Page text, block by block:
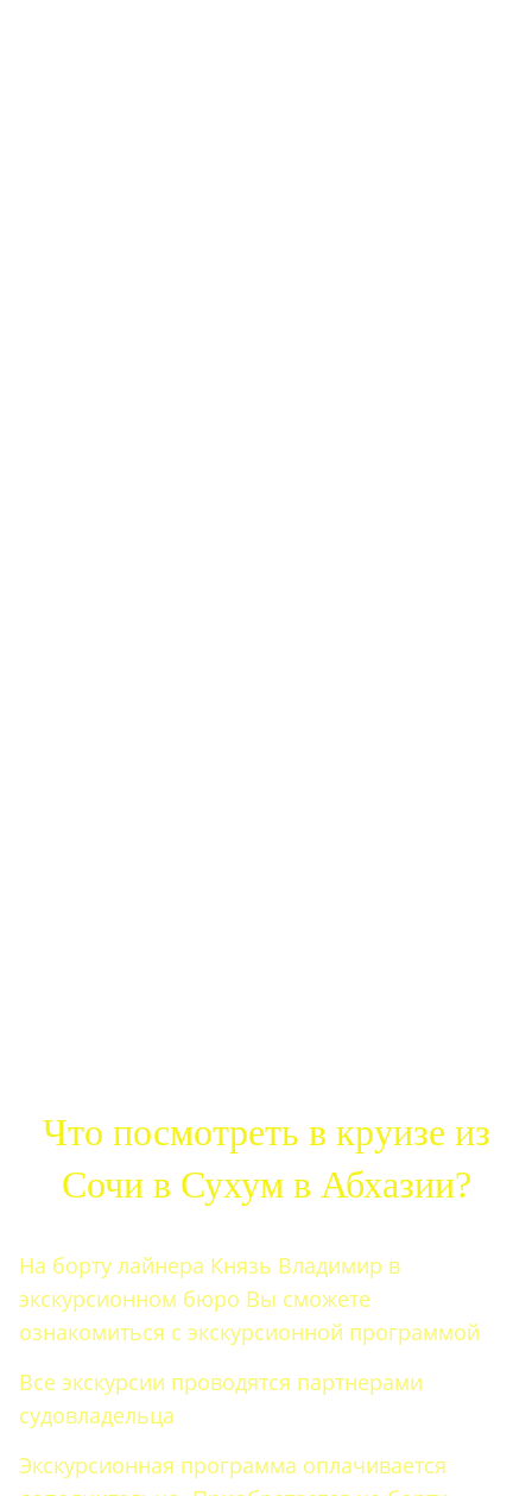
Что посмотреть в круизе из
Сочи в Сухум в Абхазии?
На борту лайнера Князь Владимир в
экскурсионном бюро Вы сможете
ознакомиться с экскурсионной программой
Все экскурсии проводятся партнерами
судовладельца
Экскурсионная программа оплачивается